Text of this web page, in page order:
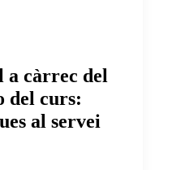
a càrrec del
del curs:
al servei